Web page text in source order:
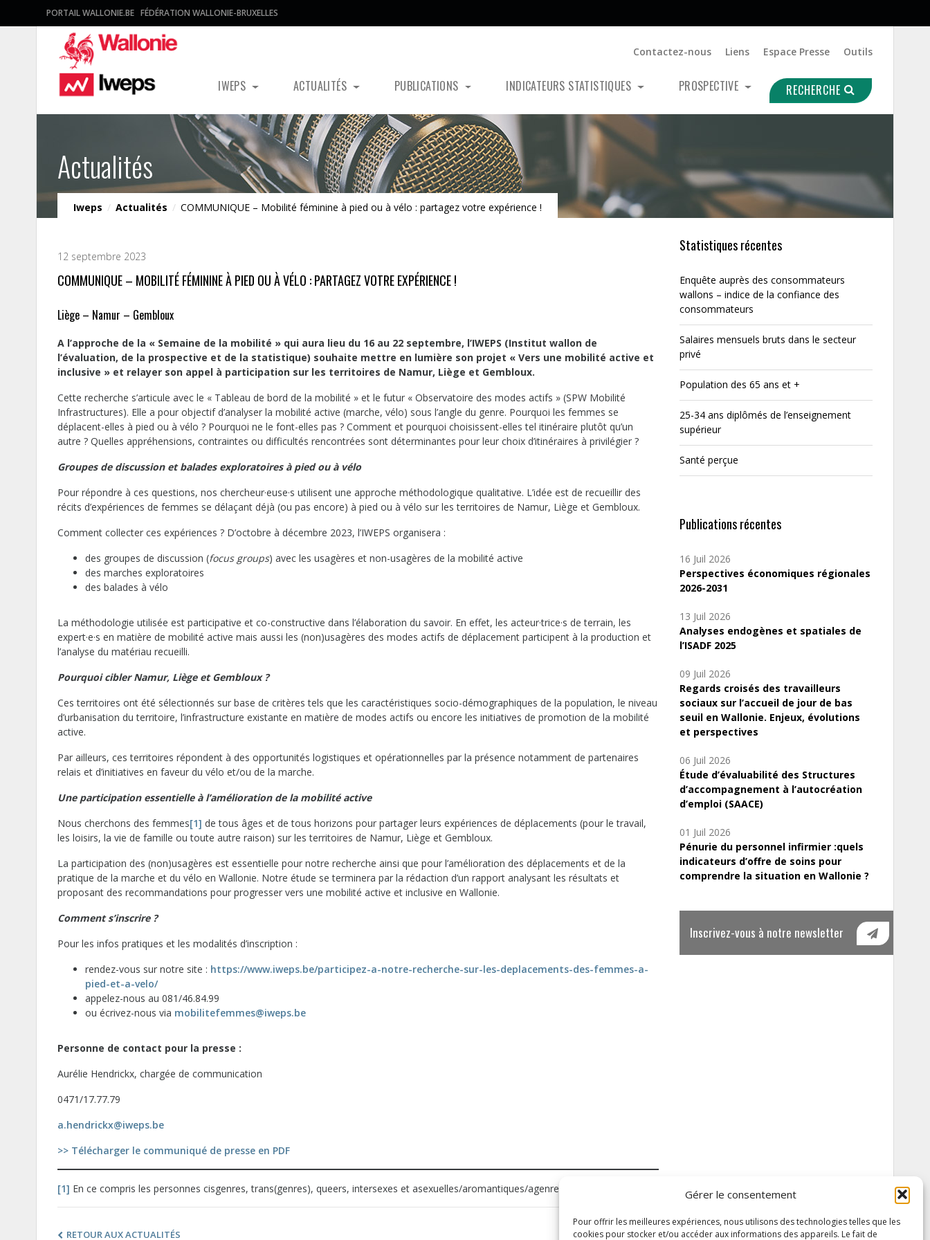
Gérer le consentement
Pour offrir les meilleures expériences, nous utilisons des technologies telles que les
cookies pour stocker et/ou accéder aux informations des appareils. Le fait de
PORTAIL WALLONIE.BE FÉDÉRATION WALLONIE-BRUXELLES
Contactez-nous Liens Espace Presse Outils
IWEPS ACTUALITÉS PUBLICATIONS INDICATEURS STATISTIQUES PROSPECTIVE RECHERCHE
Actualités
Iweps / Actualités / COMMUNIQUE – Mobilité féminine à pied ou à vélo : partagez votre expérience !
12 septembre 2023
COMMUNIQUE – MOBILITÉ FÉMININE À PIED OU À VÉLO : PARTAGEZ VOTRE EXPÉRIENCE !
Liège – Namur – Gembloux
A l’approche de la « Semaine de la mobilité » qui aura lieu du 16 au 22 septembre, l’IWEPS (Institut wallon de
l’évaluation, de la prospective et de la statistique) souhaite mettre en lumière son projet « Vers une mobilité active et
inclusive » et relayer son appel à participation sur les territoires de Namur, Liège et Gembloux.
Cette recherche s’articule avec le « Tableau de bord de la mobilité » et le futur « Observatoire des modes actifs » (SPW Mobilité
Infrastructures). Elle a pour objectif d’analyser la mobilité active (marche, vélo) sous l’angle du genre. Pourquoi les femmes se
déplacent-elles à pied ou à vélo ? Pourquoi ne le font-elles pas ? Comment et pourquoi choisissent-elles tel itinéraire plutôt qu’un
autre ? Quelles appréhensions, contraintes ou difficultés rencontrées sont déterminantes pour leur choix d’itinéraires à privilégier ?
Groupes de discussion et balades exploratoires à pied ou à vélo
Pour répondre à ces questions, nos chercheur·euse·s utilisent une approche méthodologique qualitative. L’idée est de recueillir des
récits d’expériences de femmes se délaçant déjà (ou pas encore) à pied ou à vélo sur les territoires de Namur, Liège et Gembloux.
Comment collecter ces expériences ? D’octobre à décembre 2023, l’IWEPS organisera :
des groupes de discussion (focus groups) avec les usagères et non-usagères de la mobilité active
des marches exploratoires
des balades à vélo
La méthodologie utilisée est participative et co-constructive dans l’élaboration du savoir. En effet, les acteur·trice·s de terrain, les
expert·e·s en matière de mobilité active mais aussi les (non)usagères des modes actifs de déplacement participent à la production et
l’analyse du matériau recueilli.
Pourquoi cibler Namur, Liège et Gembloux ?
Ces territoires ont été sélectionnés sur base de critères tels que les caractéristiques socio-démographiques de la population, le niveau
d’urbanisation du territoire, l’infrastructure existante en matière de modes actifs ou encore les initiatives de promotion de la mobilité
active.
Par ailleurs, ces territoires répondent à des opportunités logistiques et opérationnelles par la présence notamment de partenaires
relais et d’initiatives en faveur du vélo et/ou de la marche.
Une participation essentielle à l’amélioration de la mobilité active
Nous cherchons des femmes[1] de tous âges et de tous horizons pour partager leurs expériences de déplacements (pour le travail,
les loisirs, la vie de famille ou toute autre raison) sur les territoires de Namur, Liège et Gembloux.
La participation des (non)usagères est essentielle pour notre recherche ainsi que pour l’amélioration des déplacements et de la
pratique de la marche et du vélo en Wallonie. Notre étude se terminera par la rédaction d’un rapport analysant les résultats et
proposant des recommandations pour progresser vers une mobilité active et inclusive en Wallonie.
Comment s’inscrire ?
Pour les infos pratiques et les modalités d’inscription :
rendez-vous sur notre site : https://www.iweps.be/participez-a-notre-recherche-sur-les-deplacements-des-femmes-a-
pied-et-a-velo/
appelez-nous au 081/46.84.99
ou écrivez-nous via mobilitefemmes@iweps.be
Personne de contact pour la presse :
Aurélie Hendrickx, chargée de communication
0471/17.77.79
a.hendrickx@iweps.be
>> Télécharger le communiqué de presse en PDF
[1] En ce compris les personnes cisgenres, trans(genres), queers, intersexes et asexuelles/aromantiques/agenres.
RETOUR AUX ACTUALITÉS
Statistiques récentes
Enquête auprès des consommateurs
wallons – indice de la confiance des
consommateurs
Salaires mensuels bruts dans le secteur
privé
Population des 65 ans et +
25-34 ans diplômés de l’enseignement
supérieur
Santé perçue
Publications récentes
16 Juil 2026
Perspectives économiques régionales
2026-2031
13 Juil 2026
Analyses endogènes et spatiales de
l’ISADF 2025
09 Juil 2026
Regards croisés des travailleurs
sociaux sur l’accueil de jour de bas
seuil en Wallonie. Enjeux, évolutions
et perspectives
06 Juil 2026
Étude d’évaluabilité des Structures
d’accompagnement à l’autocréation
d’emploi (SAACE)
01 Juil 2026
Pénurie du personnel infirmier :quels
indicateurs d’offre de soins pour
comprendre la situation en Wallonie ?
Inscrivez-vous à notre newsletter